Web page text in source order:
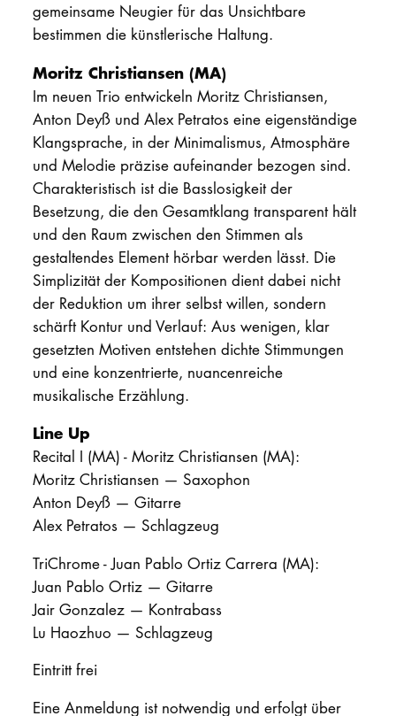
gemeinsame Neugier für das Unsichtbare
bestimmen die künstlerische Haltung.
Moritz Christiansen (MA)
Im neuen Trio entwickeln Moritz Christiansen,
Anton Deyß und Alex Petratos eine eigenständige
Klangsprache, in der Minimalismus, Atmosphäre
und Melodie präzise aufeinander bezogen sind.
Charakteristisch ist die Basslosigkeit der
Besetzung, die den Gesamtklang transparent hält
und den Raum zwischen den Stimmen als
gestaltendes Element hörbar werden lässt. Die
Simplizität der Kompositionen dient dabei nicht
der Reduktion um ihrer selbst willen, sondern
schärft Kontur und Verlauf: Aus wenigen, klar
gesetzten Motiven entstehen dichte Stimmungen
und eine konzentrierte, nuancenreiche
musikalische Erzählung.
Line Up
Recital I (MA) - Moritz Christiansen (MA):
Moritz Christiansen — Saxophon
Anton Deyß — Gitarre
Alex Petratos — Schlagzeug
TriChrome - Juan Pablo Ortiz Carrera (MA):
Juan Pablo Ortiz — Gitarre
Jair Gonzalez — Kontrabass
Lu Haozhuo — Schlagzeug
Eintritt frei
Eine Anmeldung ist notwendig und erfolgt über